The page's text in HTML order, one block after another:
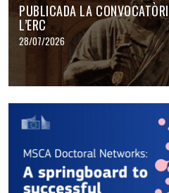
PUBLICADA LA
L’ERC
28/07/2026